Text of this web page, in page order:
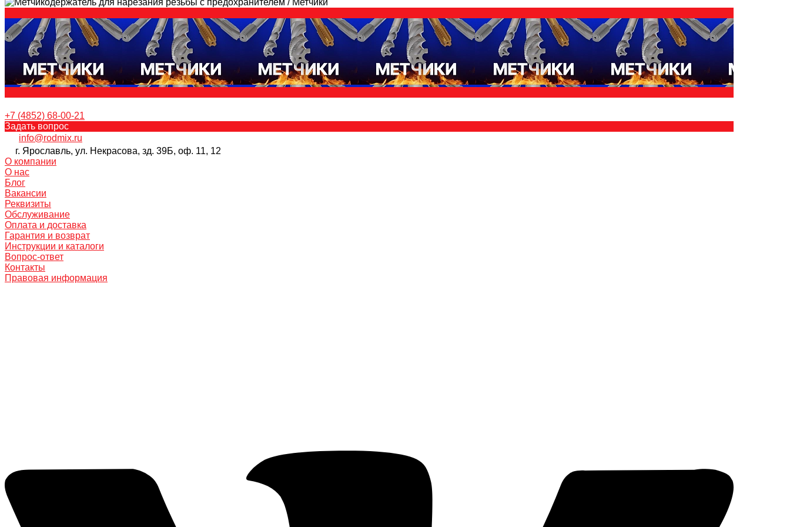
+7 (4852) 68-00-21
Задать вопрос
info@rodmix.ru
г. Ярославль, ул. Некрасова, зд. 39Б, оф. 11, 12
О компании
О нас
Блог
Вакансии
Реквизиты
Обслуживание
Оплата и доставка
Гарантия и возврат
Инструкции и каталоги
Вопрос-ответ
Контакты
Правовая информация